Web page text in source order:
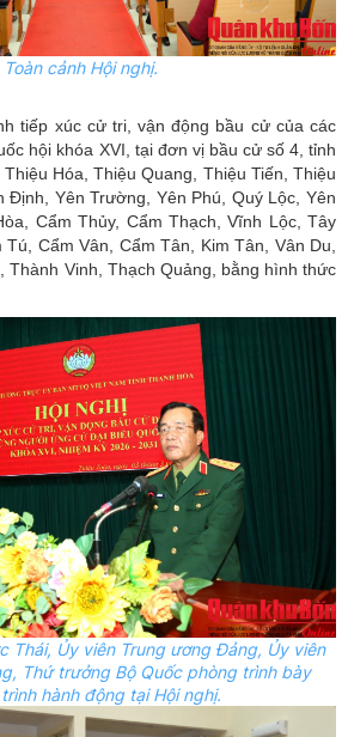
Toàn cảnh Hội nghị.
tiếp xúc cử tri, vận động bầu cử của các
hội khóa XVI, tại đơn vị bầu cử số 4, tỉnh
Hóa, Thiệu Quang, Thiệu Tiến, Thiệu
Định, Yên Trường, Yên Phú, Quý Lộc, Yên
Cẩm Thủy, Cẩm Thạch, Vĩnh Lộc, Tây
Cẩm Vân, Cẩm Tân, Kim Tân, Vân Du,
Thành Vinh, Thạch Quảng, bằng hình thức
Thái, Ủyviên Trung ương Đảng, Ủyviên
Thứ trưởng Bộ Quốc phòng trình bày
hành động tại Hội nghị.